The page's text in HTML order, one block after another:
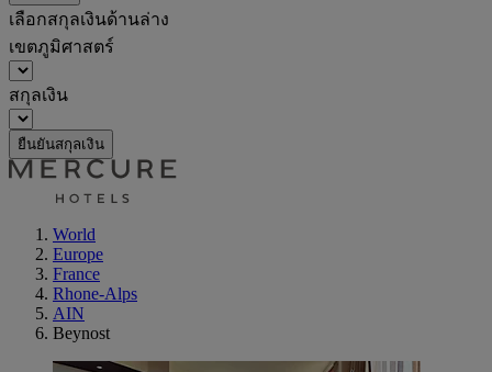
เลือกสกุลเงินด้านล่าง
เขตภูมิศาสตร์
สกุลเงิน
ยืนยันสกุลเงิน
World
Europe
France
Rhone-Alps
AIN
Beynost